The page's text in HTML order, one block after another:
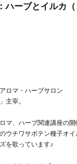
ハーブとイルカ
ロマ・ハーブサロン
主宰。
マ、ハーブ関連講座の
ウチワサボテン種子オ
を歌っています♪